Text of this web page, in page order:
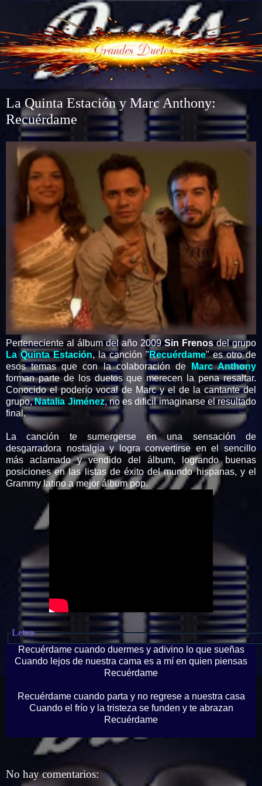
La Quinta Estación y Marc Anthony:
Recuérdame
Perteneciente al álbum del año 2009Sin Frenosdel grupo
La Quinta Estación, la canción "Recuérdame" es otro de
esos temas que con la colaboración de
Marc Anthony
forman parte de los duetos que merecen la pena resaltar.
Conocido el poderío vocal de Marc y el de la cantante del
grupo,Natalia Jiménez, no es dificil imaginarse el resultado
final.
La canción te sumergerse en una sensación de
desgarradora nostalgia y logra convertirse en el sencillo
más aclamado y vendido del álbum, logrando buenas
posiciones en las listas de éxito del mundo hispanas, y el
Grammy latino a mejor álbum pop.
Letra
Recuérdame cuando duermes y adivino lo que sueñas
Cuando lejos de nuestra cama es a mí en quien piensas
Recuérdame
Recuérdame cuando parta y no regrese a nuestra casa
Cuando el frío y la tristeza se funden y te abrazan
Recuérdame
Recuérdame cuando mires a los ojos del pasado
Cuando ya no amanezca en tus brazos
Y que seas invisible para mí, para mí
No hay comentarios: